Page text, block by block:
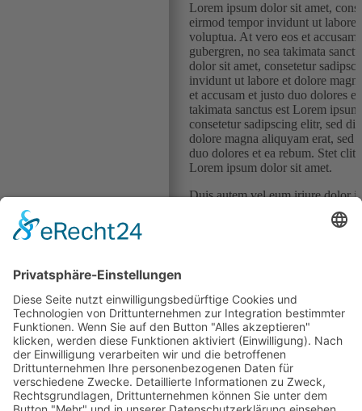
Lorem ipsum dolor sit amet,
eirmod tempor invidunt ut labore
voluptua. At vero eos et
gubergren, no sea takimata
dolor sit amet, consetetur
invidunt ut labore et dolore
et accusam et justo duo dolores
takimata sanctus est Lorem
consetetur sadipscing elitr, sed
dolore magna aliquyam erat, sed
duo dolores et ea rebum. Stet
Lorem ipsum dolor sit amet.
Duis autem vel eum iriure dolor
consequat, vel illum dolore eu
iusto odio dignissim qui blandit
Ut wisi enim ad minim veniam,
lobortis nisl ut aliquip ex ea
dolor in hendrerit in vulputate
feugiat nulla facilisis at vero
praesent luptatum zzril delenit
Nam liber tempor cum soluta
doming id quod mazim placerat